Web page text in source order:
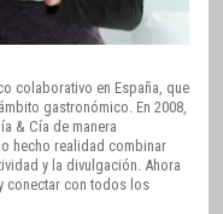
colaborativo en España, que
gastronómico. En 2008,
& Cía de manera
hecho realidad combinar
y la divulgación. Ahora
conectar con todos los